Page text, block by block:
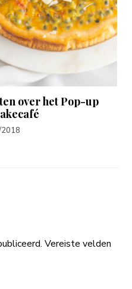
over het Pop-up
Vereiste velden